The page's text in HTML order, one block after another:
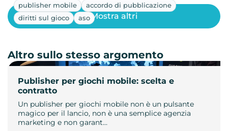
publisher mobile
accordo di pubblicazione
diritti sul gioco
aso
Publisher per giochi mobile: scelta e
contratto
Un publisher per giochi mobile non è un pulsante
magico per il lancio, non è una semplice agenzia
marketing e non garant…
Mostra altri
Altro sullo stesso argomento